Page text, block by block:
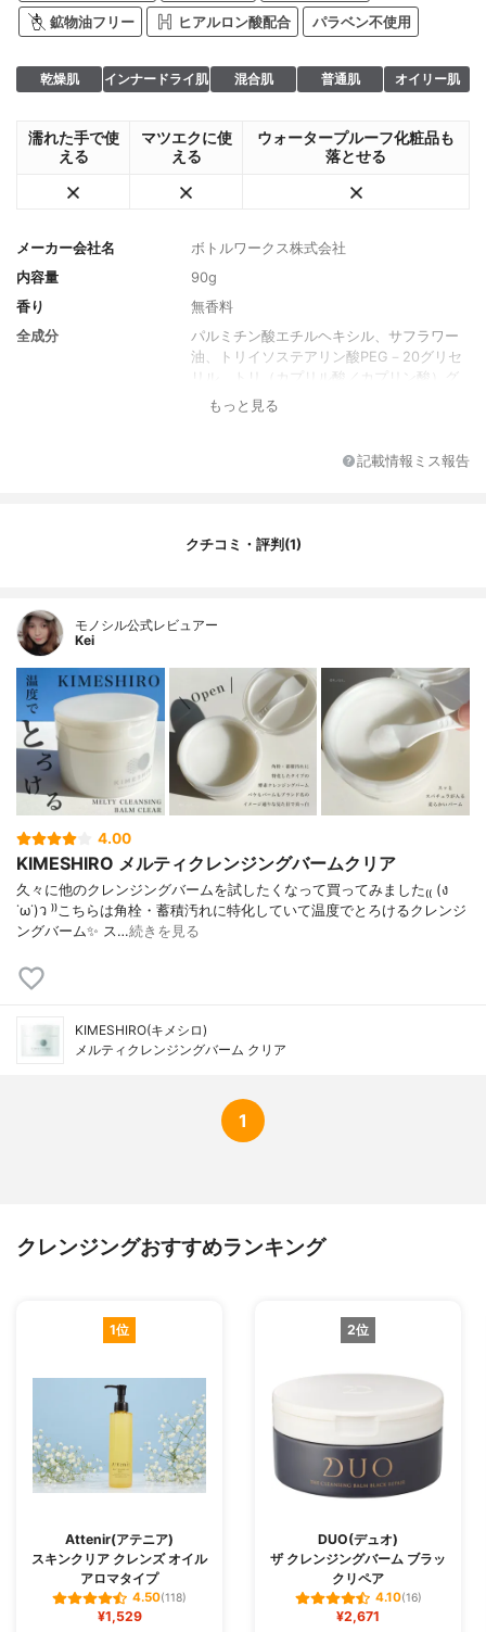
鉱物油フリー ヒアルロン酸配合 パラベン不使用
乾燥肌 インナードライ肌 混合肌 普通肌 オイリー肌
濡れた手で使
える
マツエクに使
える
ウォータープルーフ化粧品も
落とせる
メーカー会社名
ボトルワークス株式会社
内容量
90g
香り
無香料
全成分
パルミチン酸エチルヘキシル、サフラワー
油、トリイソステアリン酸PEG－20グリセ
リル、トリ（カプリル酸／カプリン酸）グ
リセリル、炭酸ジカプリリル、（カプリル
チレン、合成ワックス、ダイマージリノー
ゴ酸、テトラヘキシルデカン酸アスコルビ
セルロースガム、トコフェロール、リン酸2
もっと見る
記載情報ミス報告
クチコミ・評判(1)
モノシル公式レビュアー
Kei
4.00
KIMESHIRO メルティクレンジングバームクリア
久々に他のクレンジングバームを試したくなって買ってみました₍₍ (ง
˙ω˙)ว ⁾⁾こちらは角栓・蓄積汚れに特化していて温度でとろけるクレンジ
ングバーム✨ ス…続きを見る
KIMESHIRO(キメシロ)
メルティクレンジングバーム クリア
1
クレンジングおすすめランキング
1位
Attenir(アテニア)
スキンクリア クレンズ オイル
アロマタイプ
4.50(118)
¥1,529
2位
DUO(デュオ)
ザ クレンジングバーム ブラッ
クリペア
4.10(16)
¥2,671